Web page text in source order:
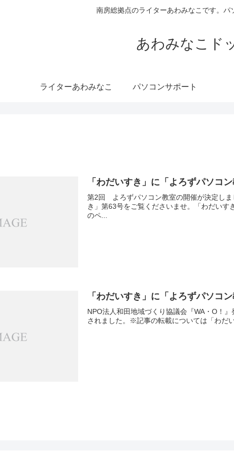
南房総拠点のライターあわみなこです。パ
あわみなこド
ライターあわみなこ パソコンサポート
「わだいすき」に「よろずパソコ
第2回 よろずパソコン教室の開催が決定しま
き」第63号をご覧くださいませ。「わだいす
のペ...
「わだいすき」に「よろずパソコ
NPO法人和田地域づくり協議会『WA・O！
されました。※記事の転載については「わだ